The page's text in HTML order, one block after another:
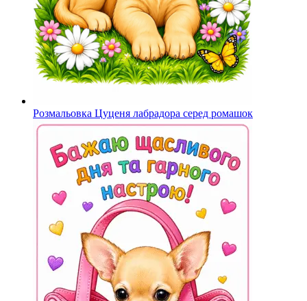
Розмальовка Цуценя лабрадора серед ромашок